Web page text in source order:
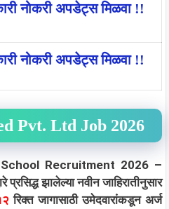
नोकरी अपडेट्स मिळवा !!
नोकरी अपडेट्स मिळवा !!
Pvt. Ltd Job 2026
Recruitment 2026 –
झालेल्या नवीन जाहिरातीनुसार
रिक्त जागासाठी उमेदवारांकडून अर्ज